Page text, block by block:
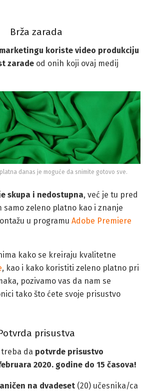
Brža zarada
koriste video produkciju
zarade od onih koji ovaj medij
danas je moguće da snimite gotovo sve.
skupa i nedostupna, već je tu pred
samo zeleno platno kao i znanje
u programu Adobe Premiere
kako se kreiraju kvalitetne
, kao i kako koristiti zeleno platno pri
pozivamo vas da nam se
tako što ćete svoje prisustvo
prisustva
da potvrde prisustvo
2020. godine do 15 časova!
na dvadeset (20) učesnika/ca